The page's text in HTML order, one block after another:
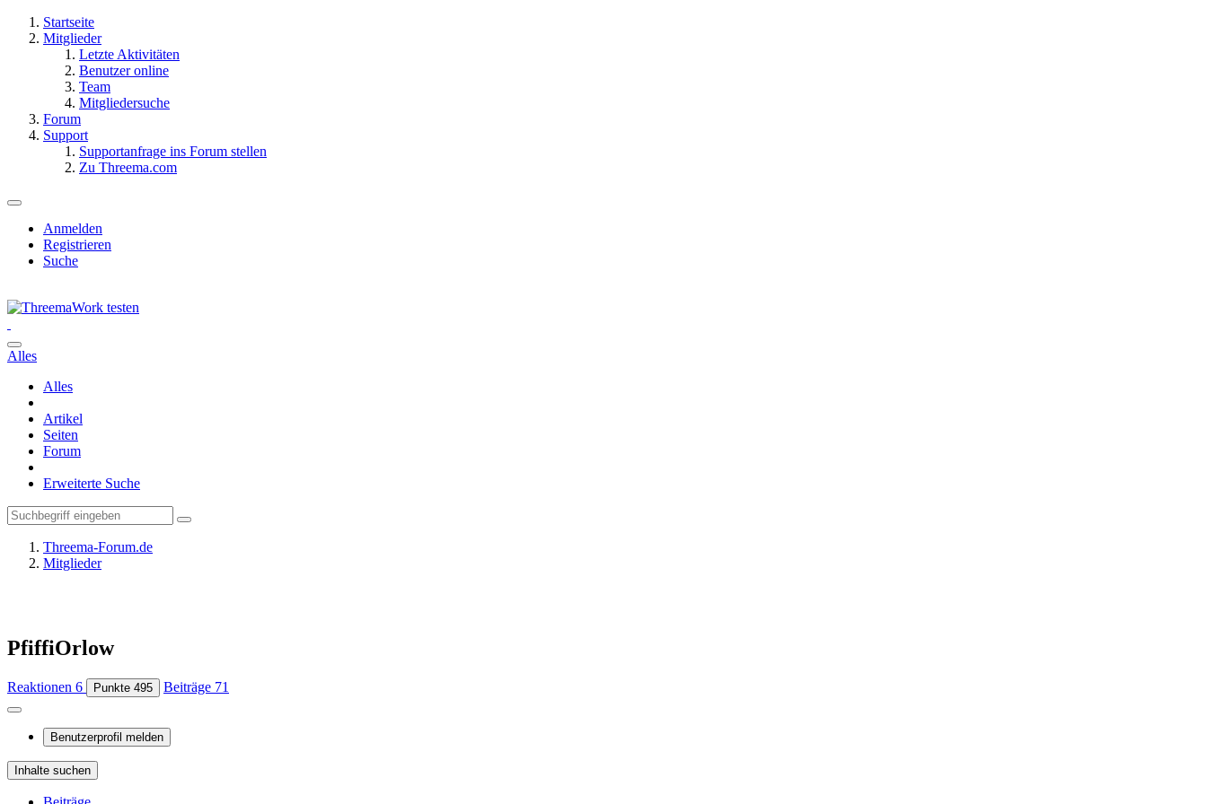
Startseite
Mitglieder
Letzte Aktivitäten
Benutzer online
Team
Mitgliedersuche
Forum
Support
Supportanfrage ins Forum stellen
Zu Threema.com
Anmelden
Registrieren
Suche
Alles
Alles
Artikel
Seiten
Forum
Erweiterte Suche
Threema-Forum.de
Mitglieder
PfiffiOrlow
Reaktionen 6 Punkte 495 Beiträge 71
Benutzerprofil melden
Inhalte suchen